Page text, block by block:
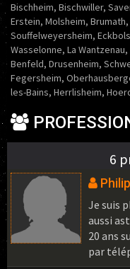
Bischheim, Bischwiller,
Erstein, Molsheim,
Souffelweyersheim,
Wasselonne, La
Benfeld, Drusenheim,
Fegersheim,
les-Bains, Herrlisheim,
6
Je suis
aussi
20 ans
par